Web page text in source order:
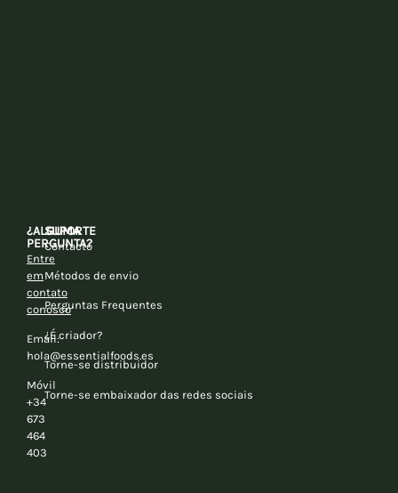
¿ALGUMA
PERGUNTA?
Entre
em
contato
conosco
Email:
hola@essentialfoods.es
Móvil
+34
673
464
403
SUPORTE
Contacto
Métodos de envio
Perguntas Frequentes
¿É criador?
Torne-se distribuidor
Torne-se embaixador das redes sociais